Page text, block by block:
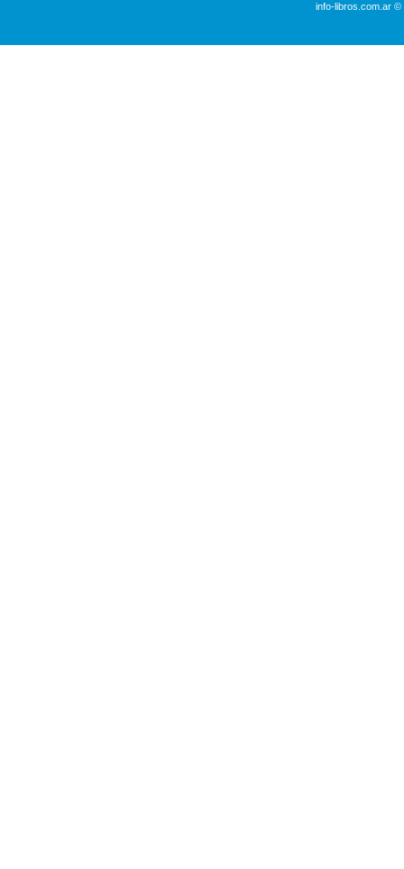
info-libros.com.ar